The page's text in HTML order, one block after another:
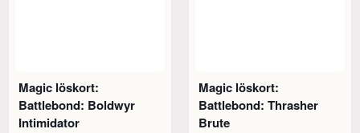
Magic löskort:
Battlebond: Boldwyr
Intimidator
Magic löskort:
Battlebond: Thrasher
Brute